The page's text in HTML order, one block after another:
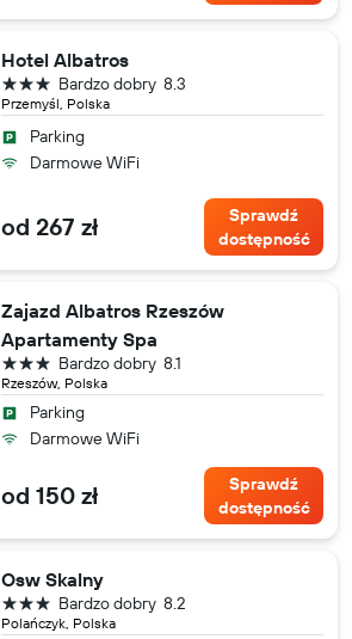
Hotel Albatros
Przemyśl, Polska
8.3
Bardzo dobry
3 gwiazdki
Parking
Darmowe WiFi
od 267 zł
Sprawdź
dostępność
Zajazd Albatros Rzeszów
Apartamenty Spa
Rzeszów, Polska
8.1
Bardzo dobry
3 gwiazdki
Parking
Darmowe WiFi
od 150 zł
Sprawdź
dostępność
Osw Skalny
Polańczyk, Polska
8.2
Bardzo dobry
3 gwiazdki